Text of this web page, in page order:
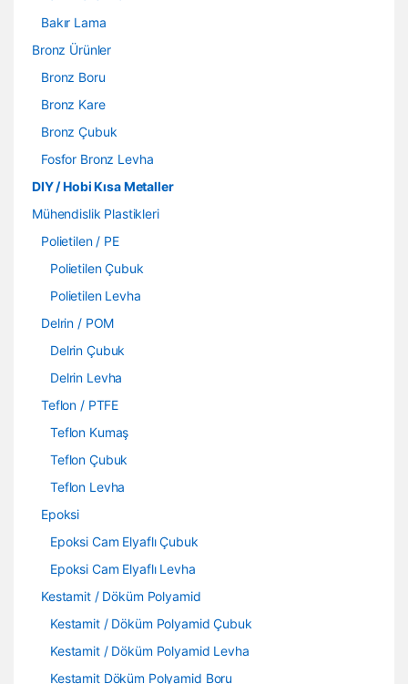
Bakır Lama
Bronz Ürünler
Bronz Boru
Bronz Kare
Bronz Çubuk
Fosfor Bronz Levha
DIY / Hobi Kısa Metaller
Mühendislik Plastikleri
Polietilen / PE
Polietilen Çubuk
Polietilen Levha
Delrin / POM
Delrin Çubuk
Delrin Levha
Teflon / PTFE
Teflon Kumaş
Teflon Çubuk
Teflon Levha
Epoksi
Epoksi Cam Elyaflı Çubuk
Epoksi Cam Elyaflı Levha
Kestamit / Döküm Polyamid
Kestamit / Döküm Polyamid Çubuk
Kestamit / Döküm Polyamid Levha
Kestamit Döküm Polyamid Boru